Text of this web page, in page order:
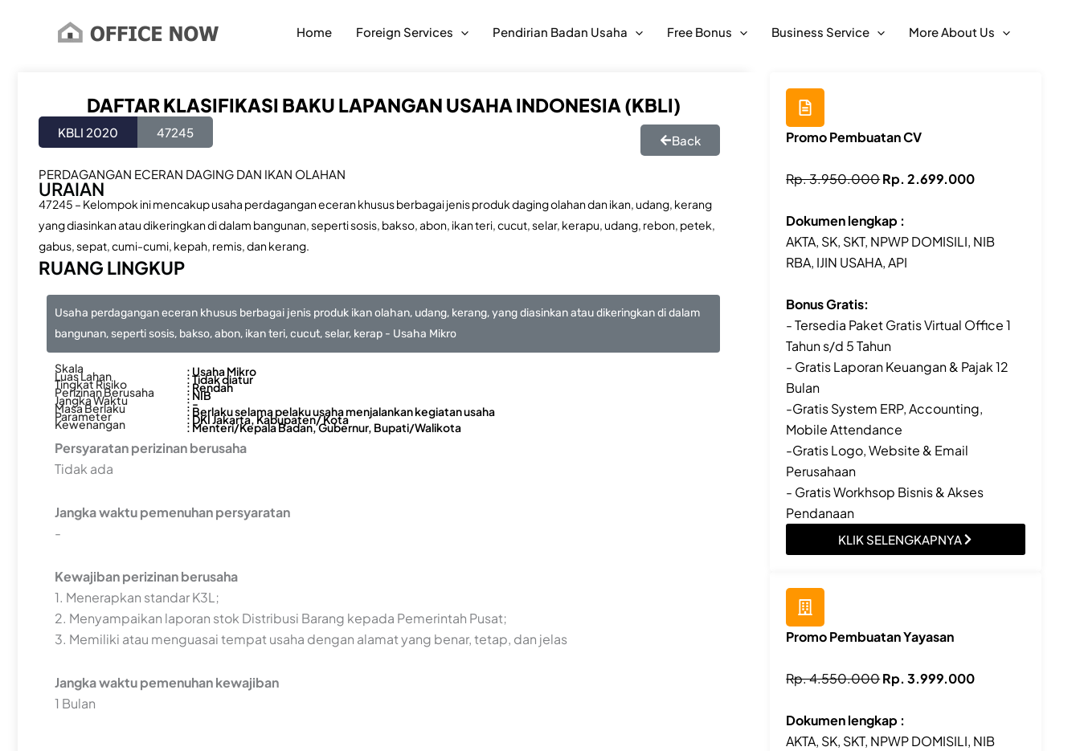
Home Foreign Services Pendirian Badan Usaha Free Bonus Business Service More About Us
DAFTAR KLASIFIKASI BAKU LAPANGAN USAHA INDONESIA (KBLI)
KBLI 2020 47245
Back
PERDAGANGAN ECERAN DAGING DAN IKAN OLAHAN
URAIAN
47245 – Kelompok ini mencakup usaha perdagangan eceran khusus berbagai jenis produk daging olahan dan ikan, udang, kerang
yang diasinkan atau dikeringkan di dalam bangunan, seperti sosis, bakso, abon, ikan teri, cucut, selar, kerapu, udang, rebon, petek,
gabus, sepat, cumi-cumi, kepah, remis, dan kerang.
RUANG LINGKUP
Usaha perdagangan eceran khusus berbagai jenis produk ikan olahan, udang, kerang, yang diasinkan atau dikeringkan di dalam
bangunan, seperti sosis, bakso, abon, ikan teri, cucut, selar, kerap - Usaha Mikro
Skala : Usaha Mikro
Luas Lahan : Tidak diatur
Tingkat Risiko : Rendah
Perizinan Berusaha : NIB
Jangka Waktu : -
Masa Berlaku : Berlaku selama pelaku usaha menjalankan kegiatan usaha
Parameter : DKI Jakarta, Kabupaten/ Kota
Kewenangan : Menteri/Kepala Badan, Gubernur, Bupati/Walikota
Persyaratan perizinan berusaha
Tidak ada
Jangka waktu pemenuhan persyaratan
-
Kewajiban perizinan berusaha
1. Menerapkan standar K3L;
2. Menyampaikan laporan stok Distribusi Barang kepada Pemerintah Pusat;
3. Memiliki atau menguasai tempat usaha dengan alamat yang benar, tetap, dan jelas
Jangka waktu pemenuhan kewajiban
1 Bulan
Promo Pembuatan CV
Rp. 3.950.000Rp. 2.699.000
Dokumen lengkap :
AKTA, SK, SKT, NPWP DOMISILI, NIB
RBA, IJIN USAHA, API
Bonus Gratis:
- Tersedia Paket Gratis Virtual Office 1
Tahun s/d 5 Tahun
- Gratis Laporan Keuangan & Pajak 12
Bulan
-Gratis System ERP, Accounting,
Mobile Attendance
-Gratis Logo, Website & Email
Perusahaan
- Gratis Workhsop Bisnis & Akses
Pendanaan
KLIK SELENGKAPNYA
Promo Pembuatan Yayasan
Rp. 4.550.000Rp. 3.999.000
Dokumen lengkap :
AKTA, SK, SKT, NPWP DOMISILI, NIB